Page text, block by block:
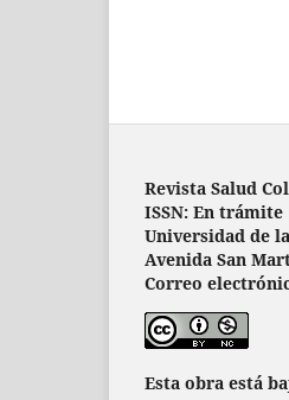
Revista Salud
ISSN: En trámite
Universidad de
Avenida San
Correo
Esta obra está